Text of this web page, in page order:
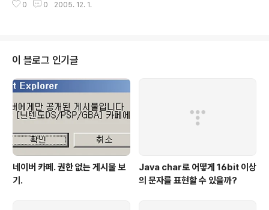
-_-;; 곰팡이 올른곳은 살짝 두고.. 남은것을 가지고. 김치찌개를 했다. -_- 그래
비에 넣고.. 참치기름 살짝 넣어서.. 살짝 볶다가.. 물 넣고. 바글 바글.. 애호박 넣
0 0 2005. 12. 1.
이 블로그 인기글
네이버 카페. 권한 없는 게시물 보
기.
Java char로 어떻게 16bit 이상
의 문자를 표현할 수 있을까?